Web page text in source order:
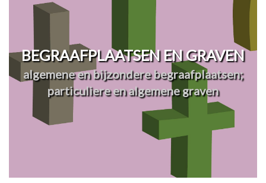
BEGRAAFPLAATSEN EN GRAVEN
algemene en bijzondere begraafplaatsen;
particuliere en algemene graven